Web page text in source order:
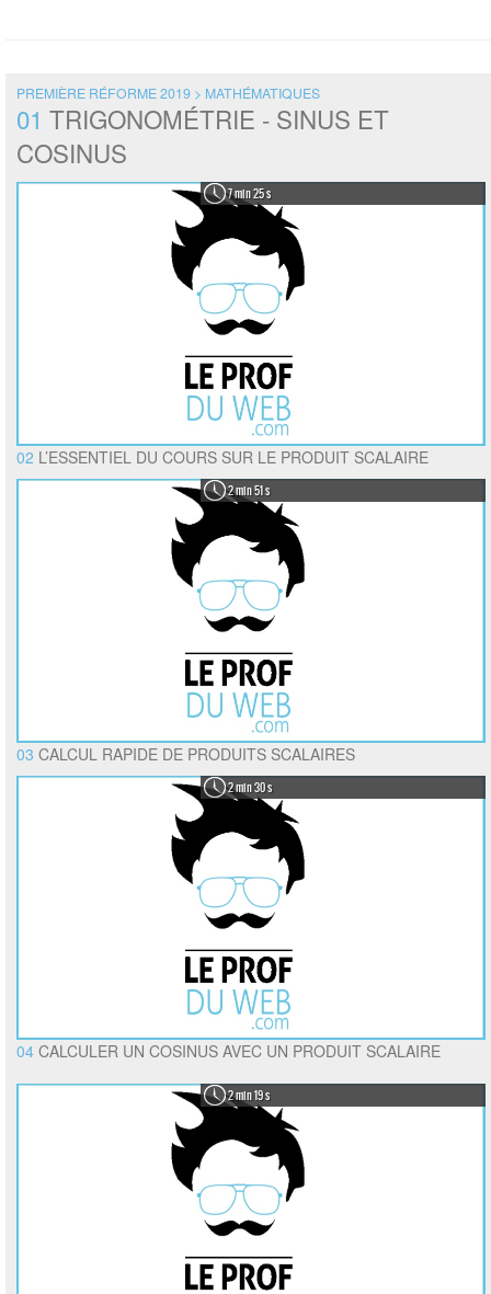
PREMIÈRE RÉFORME 2019 > MATHÉMATIQUES
01 TRIGONOMÉTRIE - SINUS ET
COSINUS
7 min 25 s
02 L’ESSENTIEL DU COURS SUR LE PRODUIT SCALAIRE
2 min 51 s
03 CALCUL RAPIDE DE PRODUITS SCALAIRES
2 min 30 s
04 CALCULER UN COSINUS AVEC UN PRODUIT SCALAIRE
2 min 19 s